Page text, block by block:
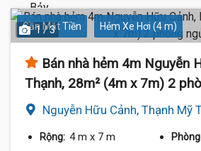
Gần Mặt Tiền Hẻm Xe Hơi (4 m)
1 / 3
Bán nhà hẻm 4m Nguyễn
Thạnh, 28m² (4m x 7m) 2
Nguyễn Hữu Cảnh, Thạnh Mỹ
Rộng: 4 m x 7 m